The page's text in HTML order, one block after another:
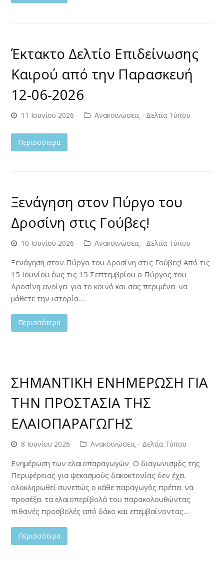
Έκτακτο Δελτίο Επιδείνωσης
Καιρού από την Παρασκευή
12-06-2026
11 Ιουνίου 2026 Ανακοινώσεις - Δελτία Τύπου
Περισσότερα
Ξενάγηση στον Πύργο του
Δροσίνη στις Γούβες!
10 Ιουνίου 2026 Ανακοινώσεις - Δελτία Τύπου
Ξενάγηση στον Πύργο του Δροσίνη στις Γούβες! Από τις
15 Ιουνίου έως τις 15 Σεπτεμβρίου ο Πύργος του
Δροσίνη ανοίγει για το κοινό και σας περιμένει να
μάθετε την ιστορία…
Περισσότερα
ΣΗΜΑΝΤΙΚΗ ΕΝΗΜΕΡΩΣΗ ΓΙΑ
ΤΗΝ ΠΡΟΣΤΑΣΙΑ ΤΗΣ
ΕΛΑΙΟΠΑΡΑΓΩΓΗΣ
8 Ιουνίου 2026 Ανακοινώσεις - Δελτία Τύπου
Eνημέρωση των ελαιοπαραγωγών Ο διαγωνισμός της
Περιφέρειας για ψεκασμούς δακοκτονίας δεν έχει
ολοκληρωθεί συνεπώς ο κάθε παραγωγός πρέπει να
προσέξει τα ελαιοπερίβολά του παρακολουθώντας
πιθανές προσβολές από δάκο και επεμβαίνοντας…
Περισσότερα